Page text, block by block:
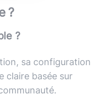
?
?
sa configuration
claire basée sur